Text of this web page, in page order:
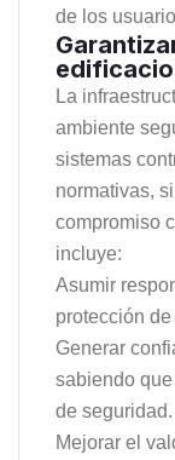
de los
La
ambiente
sistemas
normativas,
compromiso
incluye:
Asumir
protección
Generar
sabiendo
de seguridad.
Mejorar el